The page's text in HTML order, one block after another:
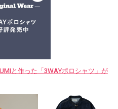
と作った「3WAYポロシャツ」が